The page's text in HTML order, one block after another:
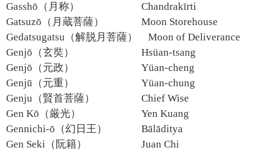
Gasshō（月称）
Chandrakīrti
Gatsuzō（月蔵菩薩）
Moon Storehouse
Gedatsugatsu（解脱月菩薩）
Moon of Deliverance
Genjō（玄奘）
Hsüan-tsang
Genjō（元政）
Yüan-cheng
Genjū（元重）
Yüan-chung
Genju（賢首菩薩）
Chief Wise
Gen Kō（厳光）
Yen Kuang
Gennichi-ō（幻日王）
Bālāditya
Gen Seki（阮籍）
Juan Chi